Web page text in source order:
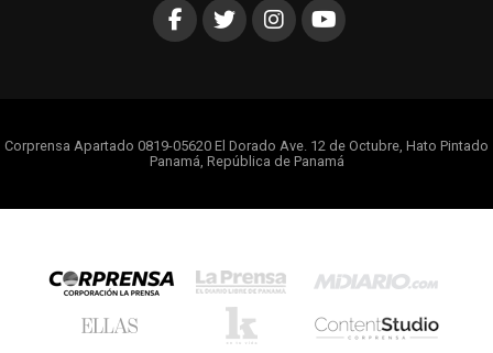
Corprensa Apartado 0819-05620 El Dorado Ave. 12 de Octubre, Hato Pintado
Panamá, República de Panamá